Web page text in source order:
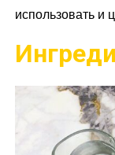
использовать и